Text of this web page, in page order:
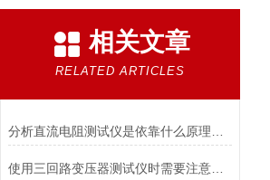
相关文章
RELATED ARTICLES
使用三回路变压器测试仪时需要注意什么？